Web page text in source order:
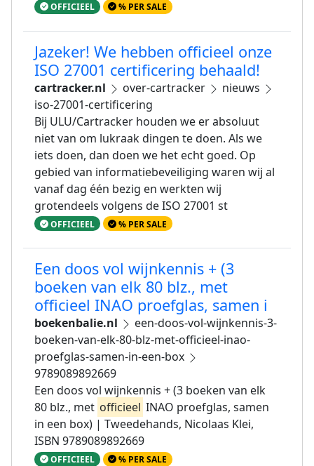
OFFICIEEL % PER SALE
Jazeker! We hebben officieel onze
ISO 27001 certificering behaald!
cartracker.nl over-cartracker
nieuws
iso-27001-certificering
Bij ULU/Cartracker houden we er absoluut
niet van om lukraak dingen te doen. Als we
iets doen, dan doen we het echt goed. Op
gebied van informatiebeveiliging waren wij al
vanaf dag één bezig en werkten wij
grotendeels volgens de ISO 27001 st
OFFICIEEL % PER SALE
Een doos vol wijnkennis + (3
boeken van elk 80 blz., met
officieel INAO proefglas, samen i
boekenbalie.nl
een-doos-vol-wijnkennis-3-
boeken-van-elk-80-blz-met-officieel-inao-
proefglas-samen-in-een-box
9789089892669
Een doos vol wijnkennis + (3 boeken van elk
80 blz., met officieel INAO proefglas, samen
in een box) | Tweedehands, Nicolaas Klei,
ISBN 9789089892669
OFFICIEEL % PER SALE